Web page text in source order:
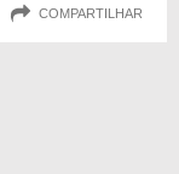
COMPARTILHAR